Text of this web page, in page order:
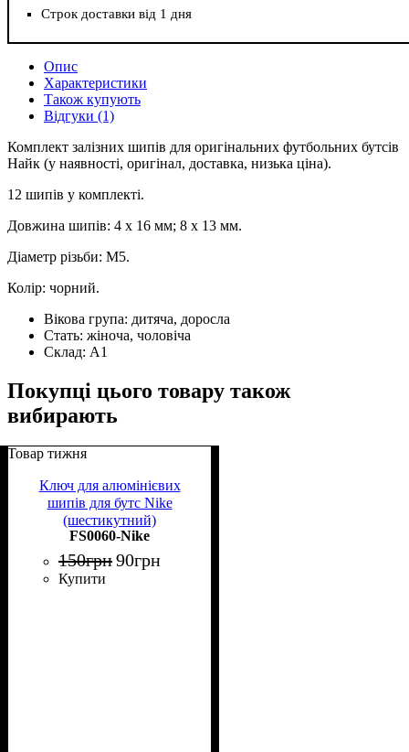
Строк доставки від 1 дня
Опис
Характеристики
Також купують
Відгуки (1)
Комплект залізних шипів для оригінальних футбольних бутсів
Найк (у наявності, оригінал, доставка, низька ціна).
12 шипів у комплекті.
Довжина шипів: 4 x 16 мм; 8 х 13 мм.
Діаметр різьби: М5.
Колір: чорний.
Вікова група: дитяча, доросла
Стать: жіноча, чоловіча
Склад: А1
Покупці цього товару також
вибирають
Товар тижня
Ключ для алюмінієвих
шипів для бутс Nike
(шестикутний)
FS0060-Nike
150грн90грн
Купити